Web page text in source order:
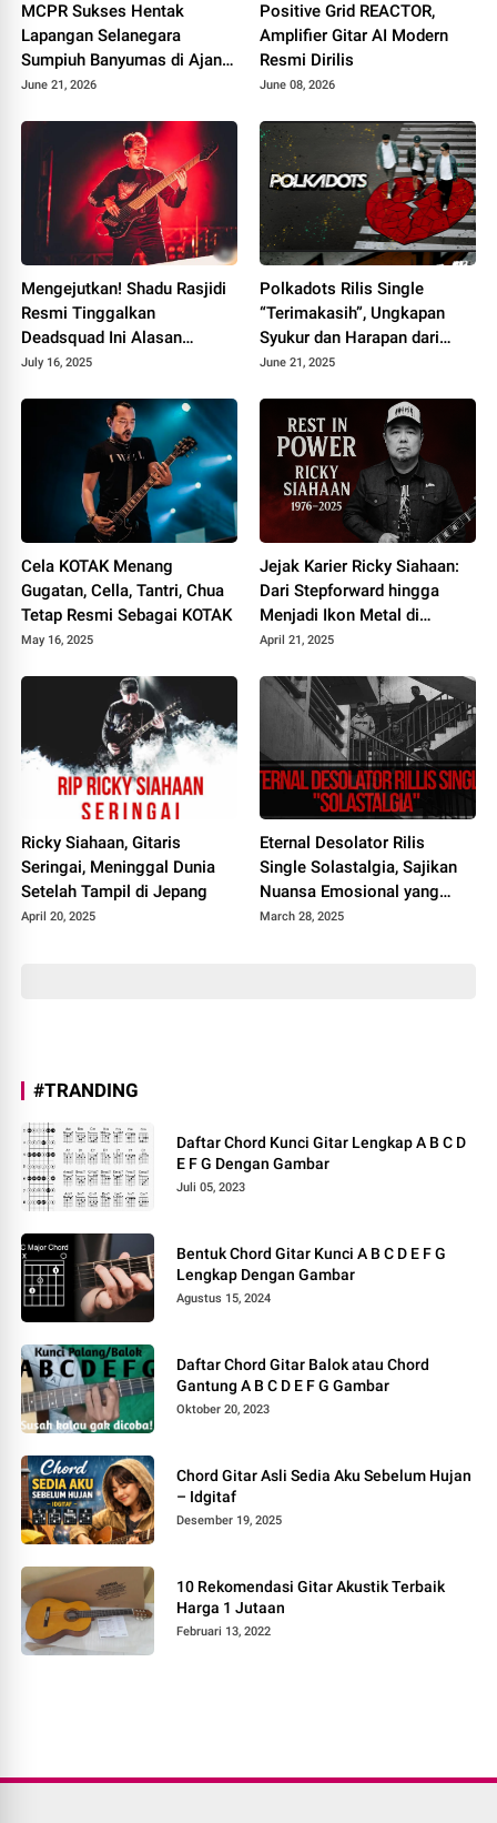
MCPR Sukses Hentak
Lapangan Selanegara
Sumpiuh Banyumas di Ajang
76 Silaturahmi HAPPIII
June 21, 2026
Positive Grid REACTOR,
Amplifier Gitar AI Modern
Resmi Dirilis
June 08, 2026
Mengejutkan! Shadu Rasjidi
Resmi Tinggalkan
Deadsquad Ini Alasan
Sebenarnya
July 16, 2025
Polkadots Rilis Single
“Terimakasih”, Ungkapan
Syukur dan Harapan dari
Album Heartbreak Analogy
June 21, 2025
Cela KOTAK Menang
Gugatan, Cella, Tantri, Chua
Tetap Resmi Sebagai KOTAK
May 16, 2025
Jejak Karier Ricky Siahaan:
Dari Stepforward hingga
Menjadi Ikon Metal di
Seringai
April 21, 2025
Ricky Siahaan, Gitaris
Seringai, Meninggal Dunia
Setelah Tampil di Jepang
April 20, 2025
Eternal Desolator Rilis
Single Solastalgia, Sajikan
Nuansa Emosional yang
Ambivalen
March 28, 2025
#TRANDING
Daftar Chord Kunci Gitar Lengkap A B C D
E F G Dengan Gambar
Juli 05, 2023
Bentuk Chord Gitar Kunci A B C D E F G
Lengkap Dengan Gambar
Agustus 15, 2024
Daftar Chord Gitar Balok atau Chord
Gantung A B C D E F G Gambar
Oktober 20, 2023
Chord Gitar Asli Sedia Aku Sebelum Hujan
– Idgitaf
Desember 19, 2025
10 Rekomendasi Gitar Akustik Terbaik
Harga 1 Jutaan
Februari 13, 2022